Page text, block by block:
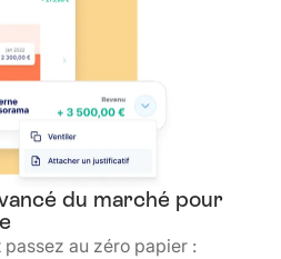
du marché pour
au zéro papier :